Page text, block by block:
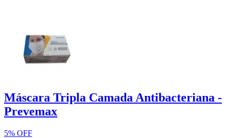
Máscara Tripla Camada Antibacteriana -
Prevemax
5% OFF